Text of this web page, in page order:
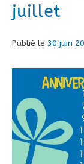
juillet
Publié le 30 juin